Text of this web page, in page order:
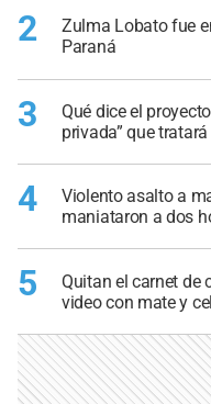
2
Zulma Lobato fue
Paraná
3
Qué dice el
privada” que
4
Violento asalto a
maniataron a dos
5
Quitan el carnet de
video con mate y